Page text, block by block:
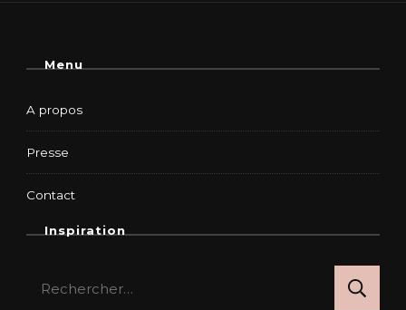
Menu
A propos
Presse
Contact
Inspiration